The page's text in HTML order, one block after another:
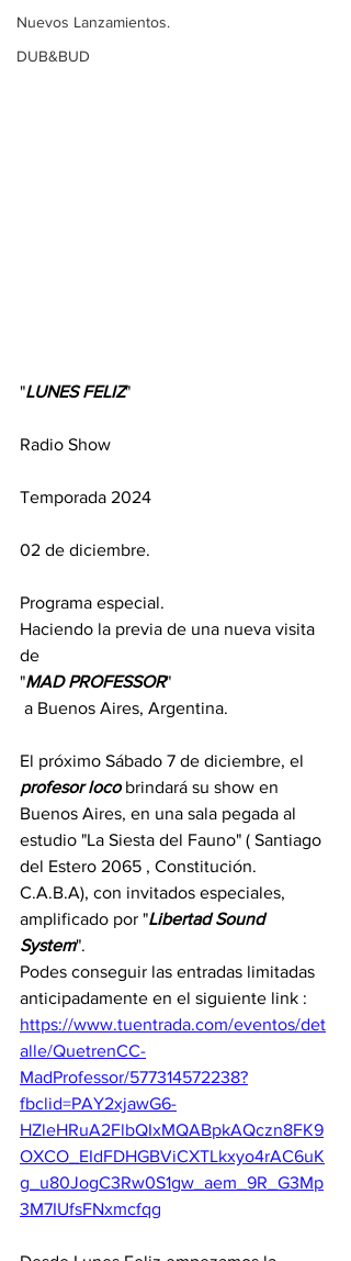
Nuevos Lanzamientos.
DUB&BUD
"LUNES FELIZ"
Radio Show
Temporada 2024
02 de diciembre.
Programa especial.
Haciendo la previa de una nueva visita
de
"MAD PROFESSOR"
a Buenos Aires, Argentina.
El próximo Sábado 7 de diciembre, el
profesor loco brindará su show en
Buenos Aires, en una sala pegada al
estudio "La Siesta del Fauno" ( Santiago
del Estero 2065 , Constitución.
C.A.B.A), con invitados especiales,
amplificado por "Libertad Sound
System".
Podes conseguir las entradas limitadas
anticipadamente en el siguiente link :
https://www.tuentrada.com/eventos/det
alle/QuetrenCC-
MadProfessor/577314572238?
fbclid=PAY2xjawG6-
HZleHRuA2FlbQIxMQABpkAQczn8FK9
OXCO_EIdFDHGBViCXTLkxyo4rAC6uK
g_u80JogC3Rw0S1gw_aem_9R_G3Mp
3M7IUfsFNxmcfqg